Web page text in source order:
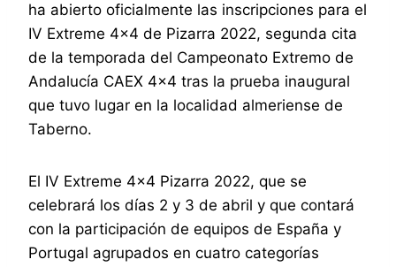
ha abierto oficialmente las inscripciones para el
IV Extreme 4×4 de Pizarra 2022, segunda cita
de la temporada del Campeonato Extremo de
Andalucía CAEX 4×4 tras la prueba inaugural
que tuvo lugar en la localidad almeriense de
Taberno.
El IV Extreme 4×4 Pizarra 2022, que se
celebrará los días 2 y 3 de abril y que contará
con la participación de equipos de España y
Portugal agrupados en cuatro categorías